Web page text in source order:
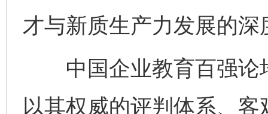
才与新质生产力发展的深
中国企业教育百强论
以其权威的评判体系、